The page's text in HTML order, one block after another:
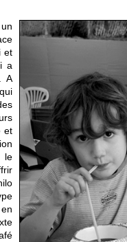
et
a
A
et
le